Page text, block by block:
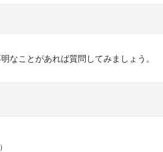
なことがあれば質問してみましょう。